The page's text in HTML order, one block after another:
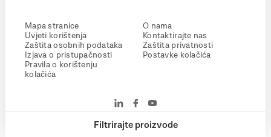
Filtrirajte proizvode
Mapa stranice
Uvjeti korištenja
Zaštita osobnih podataka
Izjava o pristupačnosti
Pravila o korištenju
kolačića
O nama
Kontaktirajte nas
Zaštita privatnosti
Postavke kolačića